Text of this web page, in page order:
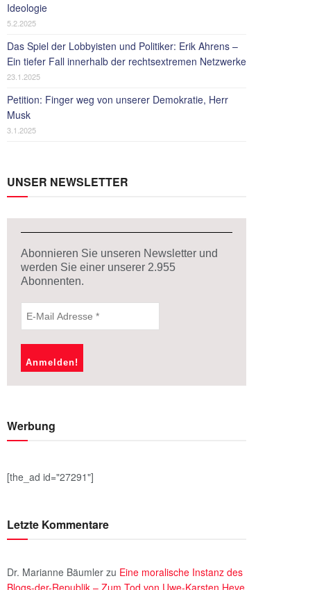
Ideologie
5.2.2025
Das Spiel der Lobbyisten und Politiker: Erik Ahrens –
Ein tiefer Fall innerhalb der rechtsextremen Netzwerke
23.1.2025
Petition: Finger weg von unserer Demokratie, Herr
Musk
3.1.2025
UNSER NEWSLETTER
Abonnieren Sie unseren Newsletter und
werden Sie einer unserer 2.955
Abonnenten.
Werbung
[the_ad id="27291"]
Letzte Kommentare
Dr. Marianne Bäumler zu Eine moralische Instanz des
Blogs-der-Republik – Zum Tod von Uwe-Karsten Heye